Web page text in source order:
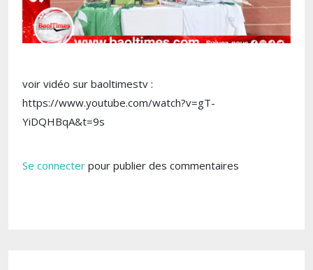
voir vidéo sur baoltimestv :
https://www.youtube.com/watch?v=gT-
YiDQHBqA&t=9s
Se connecter pour publier des commentaires